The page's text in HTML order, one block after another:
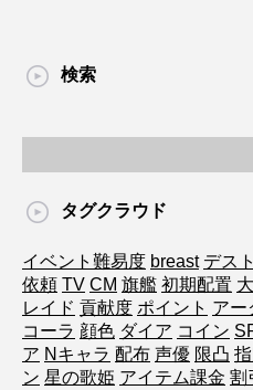
検索
タグクラウド
イベント難易度 breast デス
依頼 TV CM 旗艦 初期配置
レイド 貢献度 ポイント アー
コーラ 顔色 ダイア コイン
ア Nキャラ 配布 声優 限凸
ン 星の歌姫 アイテム課金 割